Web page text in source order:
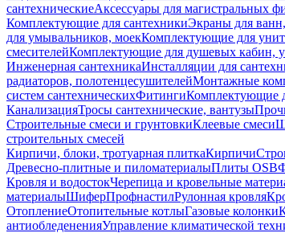
сантехническиеАксессуары для магистральных
Комплектующие для сантехникиЭкраны для
для умывальников, моекКомплектующие для
смесителейКомплектующие для душевых кабин,
Инженерная сантехникаИнсталляции для
радиаторов, полотенцесушителейМонтажные
систем сантехническихФитингиКомплектующие
КанализацияТросы сантехнические, вантузы
Строительные смеси и грунтовкиКлеевые смеси
строительных смесей
Кирпичи, блоки, тротуарная плиткаКирпичи
Древесно-плитные и пиломатериалыПлиты OSB
Кровля и водостокЧерепица и кровельные
материалыШиферПрофнастилРулонная кровля
ОтоплениеОтопительные котлыГазовые колонки
антиобледененияУправление климатической